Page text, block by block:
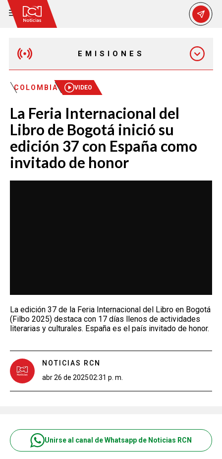
EMISIONES
EMISIÓN 12:30 PM
EMISIÓN 7:00 PM
COLOMBIA VIDEO
La Feria Internacional del
Libro de Bogotá inició su
edición 37 con España como
invitado de honor
La edición 37 de la Feria Internacional del Libro en Bogotá
(Filbo 2025) destaca con 17 días llenos de actividades
literarias y culturales. España es el país invitado de honor.
NOTICIAS RCN
abr 26 de 202502:31 p. m.
Unirse al canal de Whatsapp de Noticias RCN